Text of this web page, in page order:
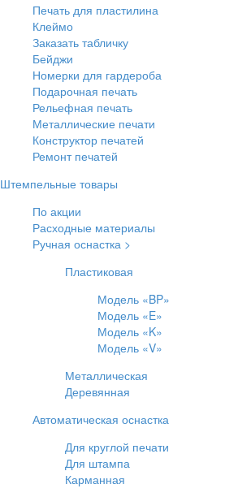
Печать для пластилина
Клеймо
Заказать табличку
Бейджи
Номерки для гардероба
Подарочная печать
Рельефная печать
Металлические печати
Конструктор печатей
Ремонт печатей
Штемпельные товары
По акции
Расходные материалы
Ручная оснастка >
Пластиковая
Модель «BP»
Модель «E»
Модель «K»
Модель «V»
Металлическая
Деревянная
Автоматическая оснастка
Для круглой печати
Для штампа
Карманная